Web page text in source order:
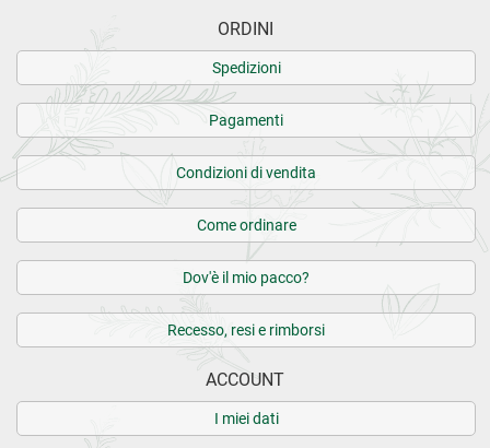
ORDINI
Spedizioni
Pagamenti
Condizioni di vendita
Come ordinare
Dov'è il mio pacco?
Recesso, resi e rimborsi
ACCOUNT
I miei dati